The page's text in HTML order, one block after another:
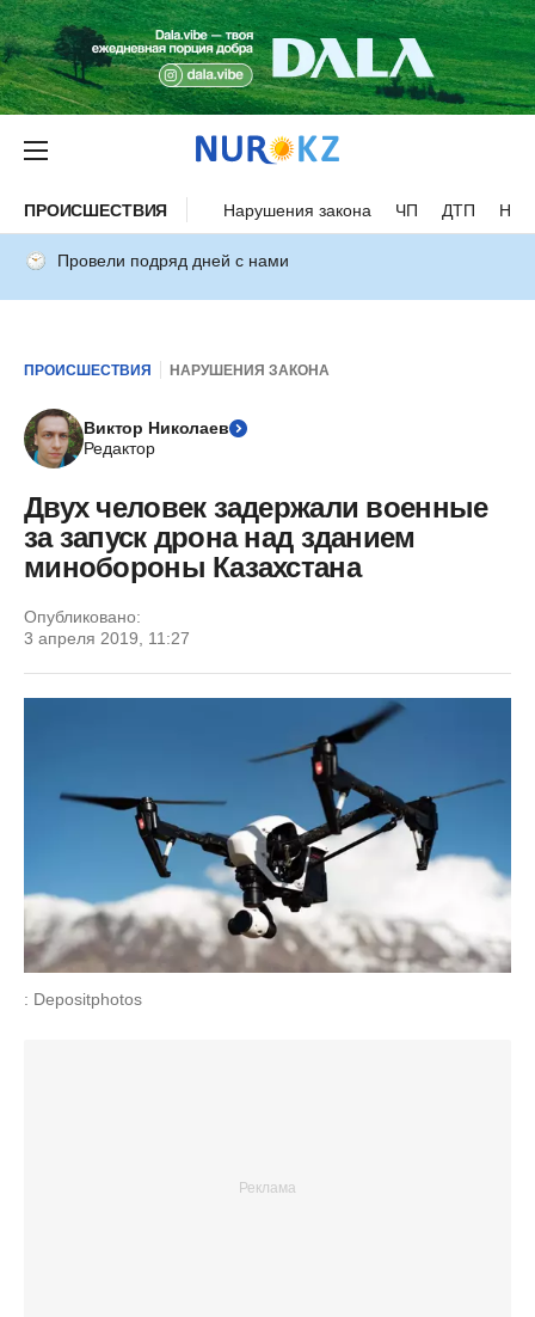
ПРОИСШЕСТВИЯ Нарушения закона ЧП ДТП
Провели подряд дней с нами
ПРОИСШЕСТВИЯ НАРУШЕНИЯ ЗАКОНА
Виктор Николаев
Редактор
Двух человек задержали военные
за запуск дрона над зданием
минобороны Казахстана
Опубликовано:
3 апреля 2019, 11:27
: Depositphotos